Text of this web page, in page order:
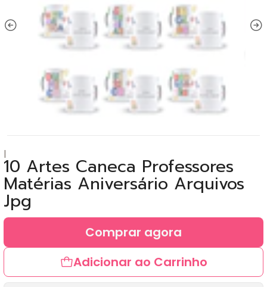
|10 Artes Caneca Professores
Matérias Aniversário Arquivos
Jpg
Adicionar ao Carrinho
Comprar agora